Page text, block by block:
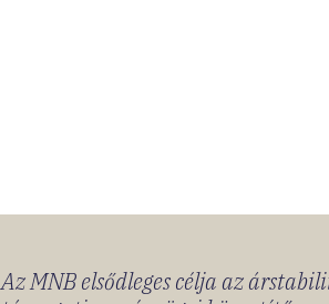
Az MNB elsődleges célja az